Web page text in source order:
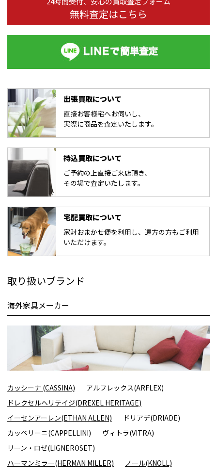
無料査定はこちら
出張買取について
直接お客様宅へお伺いし、
実際に商品を査定いたします。
持込買取について
ご予約の上直接ご来店頂き、
その場で査定いたします。
宅配買取について
家財おまかせ便を利用し、遠方の方もご利用
いただけます。
取り扱いブランド
海外家具メーカー
カッシーナ (CASSINA)
アルフレックス(ARFLEX)
ドレクセルヘリテイジ(DREXEL HERITAGE)
イーセンアーレン(ETHAN ALLEN)
ドリアデ(DRIADE)
カッペリーニ(CAPPELLINI)
ヴィトラ(VITRA)
リーン・ロゼ(LIGNEROSET)
ハーマンミラー(HERMAN MILLER)
ノール(KNOLL)